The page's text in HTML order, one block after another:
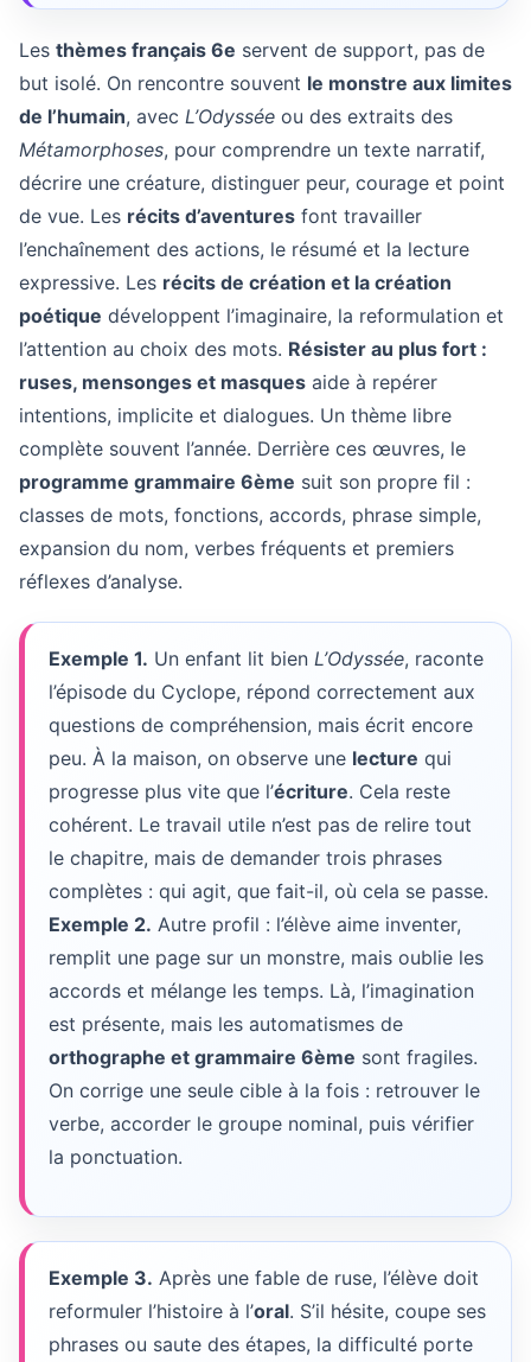
Les thèmes français 6e servent de support, pas de
but isolé. On rencontre souvent le monstre aux limites
de l’humain, avec L’Odyssée ou des extraits des
Métamorphoses, pour comprendre un texte narratif,
décrire une créature, distinguer peur, courage et point
de vue. Les récits d’aventures font travailler
l’enchaînement des actions, le résumé et la lecture
expressive. Les récits de création et la création
poétique développent l’imaginaire, la reformulation et
l’attention au choix des mots. Résister au plus fort :
ruses, mensonges et masques aide à repérer
intentions, implicite et dialogues. Un thème libre
complète souvent l’année. Derrière ces œuvres, le
programme grammaire 6ème suit son propre fil :
classes de mots, fonctions, accords, phrase simple,
expansion du nom, verbes fréquents et premiers
réflexes d’analyse.
Exemple 1. Un enfant lit bien L’Odyssée, raconte
l’épisode du Cyclope, répond correctement aux
questions de compréhension, mais écrit encore
peu. À la maison, on observe une lecture qui
progresse plus vite que l’écriture. Cela reste
cohérent. Le travail utile n’est pas de relire tout
le chapitre, mais de demander trois phrases
complètes : qui agit, que fait-il, où cela se passe.
Exemple 2. Autre profil : l’élève aime inventer,
remplit une page sur un monstre, mais oublie les
accords et mélange les temps. Là, l’imagination
est présente, mais les automatismes de
orthographe et grammaire 6ème sont fragiles.
On corrige une seule cible à la fois : retrouver le
verbe, accorder le groupe nominal, puis vérifier
la ponctuation.
Exemple 3. Après une fable de ruse, l’élève doit
reformuler l’histoire à l’oral. S’il hésite, coupe ses
phrases ou saute des étapes, la difficulté porte